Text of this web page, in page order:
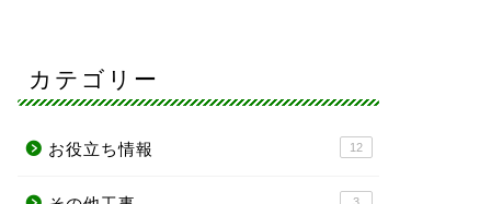
カテゴリー
お役立ち情報 12